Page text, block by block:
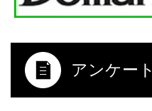
アンケート